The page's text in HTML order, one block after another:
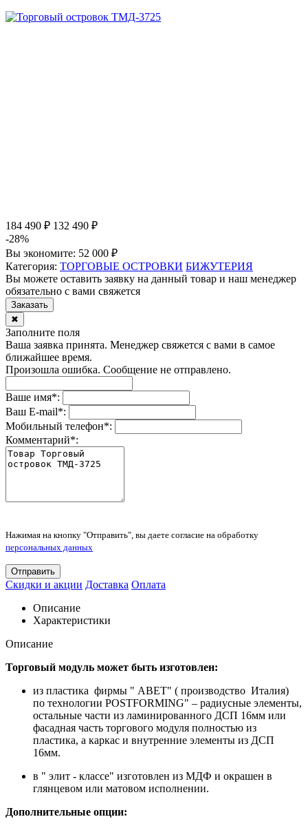
184 490 ₽ 132 490 ₽
-28%
Вы экономите: 52 000 ₽
Категория: ТОРГОВЫЕ ОСТРОВКИ БИЖУТЕРИЯ
Вы можете оставить заявку на данный товар и наш менеджер
обязательно с вами свяжется
Заказать
✖
Заполните поля
Ваша заявка принята. Менеджер свяжется с вами в самое
ближайшее время.
Произошла ошибка. Сообщение не отправлено.
Ваше имя*:
Ваш E-mail*:
Мобильный телефон*:
Комментарий*:
Нажимая на кнопку "Отправить", вы даете согласие на обработку
персональных данных
Отправить
Скидки и акции Доставка Оплата
Описание
Характеристики
Описание
Торговый модуль может быть изготовлен:
из пластика фирмы " АВET" ( производство Италия)
по технологии POSTFORMING" – радиусные элементы,
остальные части из ламинированного ДСП 16мм или
фасадная часть торгового модуля полностью из
пластика, а каркас и внутренние элементы из ДСП
16мм.
в " элит - классе" изготовлен из МДФ и окрашен в
глянцевом или матовом исполнении.
Дополнительные опции: